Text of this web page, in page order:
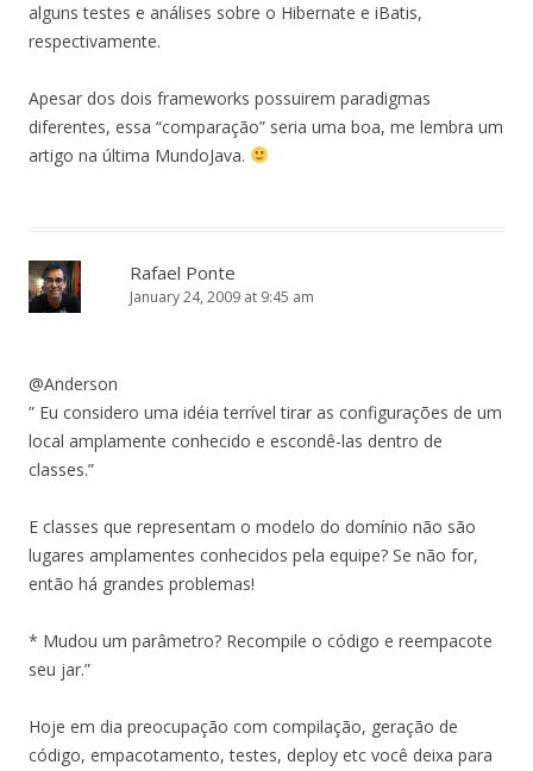
alguns testes e análises sobre o Hibernate e iBatis,
respectivamente.
Apesar dos dois frameworks possuirem paradigmas
diferentes, essa “comparação” seria uma boa, me lembra um
artigo na última MundoJava.
Rafael Ponte
January 24, 2009 at 9:45 am
@Anderson
” Eu considero uma idéia terrível tirar as configurações de um
local amplamente conhecido e escondê-las dentro de
classes.”
E classes que representam o modelo do domínio não são
lugares amplamentes conhecidos pela equipe? Se não for,
então há grandes problemas!
* Mudou um parâmetro? Recompile o código e reempacote
seu jar.”
Hoje em dia preocupação com compilação, geração de
código, empacotamento, testes, deploy etc você deixa para